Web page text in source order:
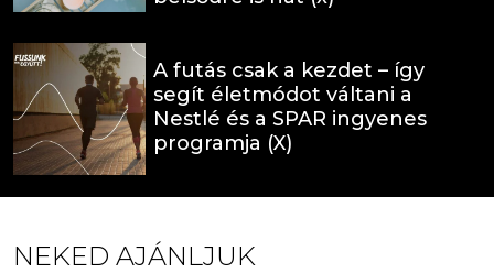
A futás csak a kezdet – így
segít életmódot váltani a
Nestlé és a SPAR ingyenes
programja (X)
NEKED AJÁNLJUK